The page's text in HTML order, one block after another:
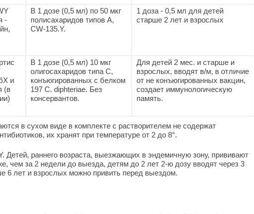
-
В 1 дозе (0,5 мл) по 50 мкг
полисахаридов типов А,
CW-135.Y.
1 доза - 0,5 мл для детей
старше 2 лет и взрослых
и
(в
В 1 дозе (0,5 мл) 10 мкг
олигосахаридов типа С,
конъюгированных с белком
197 С. diphteriae. Без
консервантов.
Для детей 2 мес. и старше и
взрослых, вводят в/м, в отличие
от не конъюгированных вакцин,
создает иммунологическую
память.
в сухом виде в комплекте с растворителем не содержат
их хранят при температуре от 2 до 8°.
Детей, раннего возраста, выезжающих в эндемичную зону, прививают
чем за 2 недели до выезда, детям до 2 лет 2-ю дозу вводят через 3
6 лет и взрослых можно привить перед выездом.